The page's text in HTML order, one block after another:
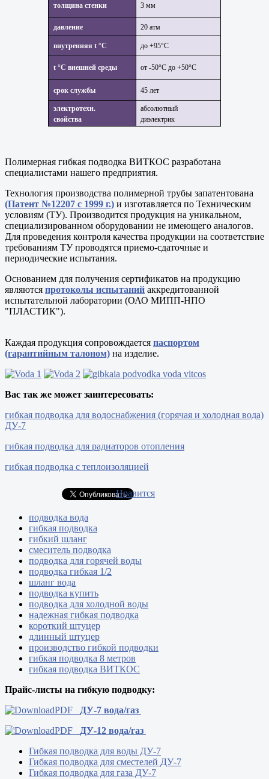
толщина стенки 3 мм
давление 20 атм
внутренняя t °С до +95°С
t °С внешней среды от -50°С до +50°С
срок службы 45 лет
электротехн.
свойства
абсолютный
диэлектрик
Полимерная гибкая подводка ВИТКОС разработана
специалистами нашего предприятия.
Технология производства полимерной трубы запатентована
(Патент №12207 с 1999 г.) и изготавляется по Техническим
условиям (ТУ). Производится продукция на уникальном,
специализированном оборудовании не имеющего аналогов.
Для проведения контроля качества продукции на соответствие
требованиям ТУ проводятся приемо-сдаточные и
периодические испытания.
Основанием для получения сертификатов на продукцию
являются протоколы испытаний аккредитованной
испытательной лаборатории (ОАО МИПП-НПО
"ПЛАСТИК").
Каждая продукция сопровождается паспортом
(гарантийным талоном) на изделие.
Вас так же может заинтересовать:
гибкая подводка для водоснабжения (горячая и холодная вода)
ДУ-7
гибкая подводка для радиаторов отопления
гибкая подводка с теплоизоляцией
Нравится
подводка вода
гибкая подводка
гибкий шланг
смеситель подводка
подводка для горячей воды
подводка гибкая 1/2
шланг вода
подводка купить
подводка для холодной воды
надежная гибкая подводка
короткий штуцер
длинный штуцер
производство гибкой подводки
гибкая подводка 8 метров
гибкая подводка ВИТКОС
Прайс-листы на гибкую подводку:
ДУ-7 вода/газ
ДУ-12 вода/газ
Гибкая подводка для воды ДУ-7
Гибкая подводка для сместелей ДУ-7
Гибкая подводка для газа ДУ-7